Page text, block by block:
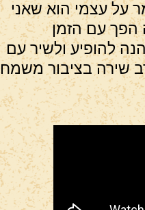
על עצמי הוא שאני
הפך עם הזמן
להופיע ולשיר עם
שירה בציבור משמח